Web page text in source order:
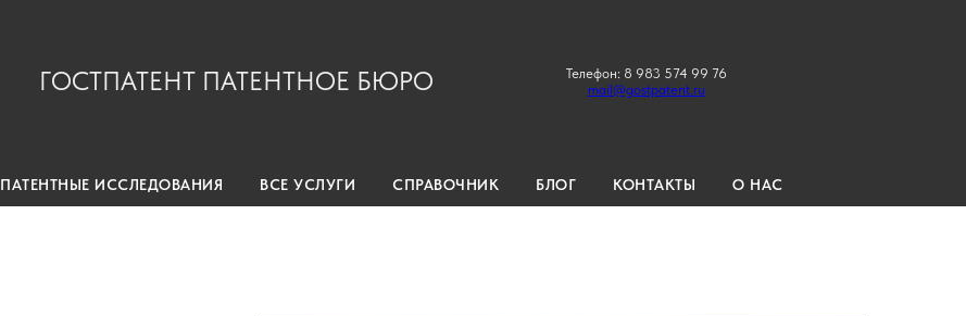
ГОСТПАТЕНТ ПАТЕНТНОЕ БЮРО
Телефон: 8 983 574 99 76
mail@gostpatent.ru
ПАТЕНТНЫЕ ИССЛЕДОВАНИЯ ВСЕ УСЛУГИ СПРАВОЧНИК БЛОГ КОНТАКТЫ О НАС